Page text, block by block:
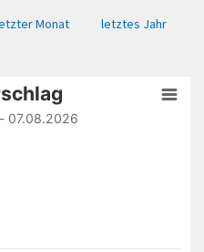
Monat
letztes Jahr
Niederschlag [mm].
07.08.2026